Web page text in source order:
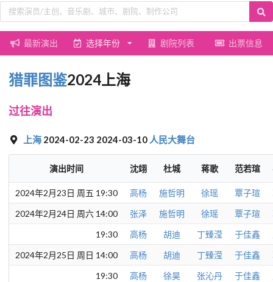
最新演出 选择年份 剧院列表 出票信息
猎罪图鉴2024上海
过往演出
上海 2024-02-23 2024-03-10 人民大舞台
演出时间 沈翊 杜城 蒋歌 范若瑄
2024年2月23日 周五 19:30 高杨 施哲明 徐瑶 覃子瑄
2024年2月24日 周六 14:00
张泽 施哲明 徐瑶 覃子瑄
19:30
高杨 胡迪 丁臻滢 于佳鑫
2024年2月25日 周日 14:00
高杨 胡迪 丁臻滢 于佳鑫
19:30
高杨 徐昊 张沁丹 于佳鑫